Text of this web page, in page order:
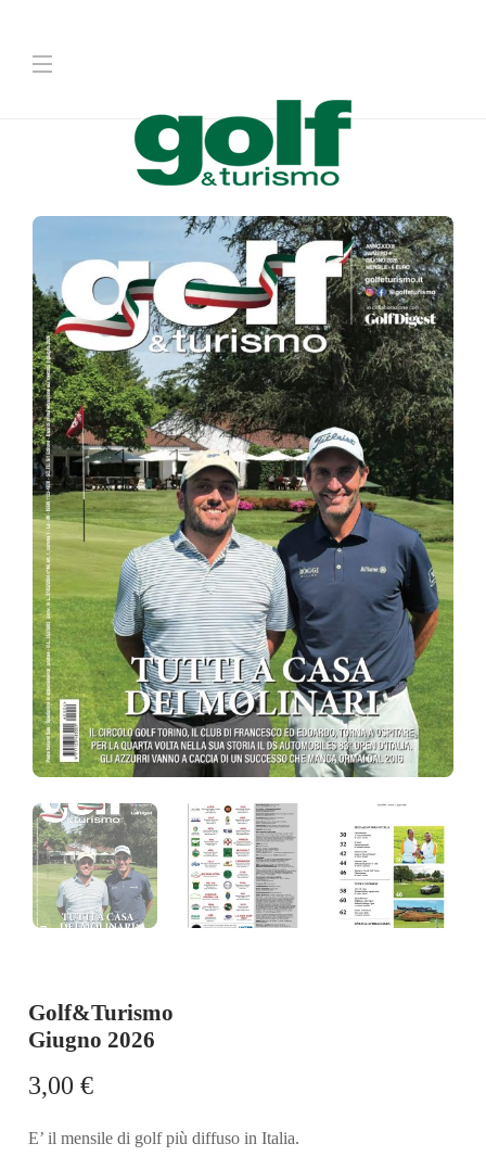
Golf&Turismo
Giugno 2026
3,00 €
E’ il mensile di golf più diffuso in Italia.